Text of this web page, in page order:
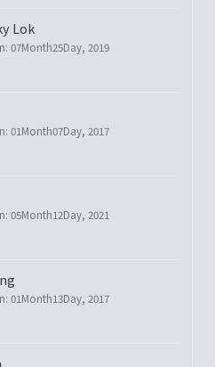
Lok
07Month25Day, 2019
01Month07Day, 2017
05Month12Day, 2021
01Month13Day, 2017